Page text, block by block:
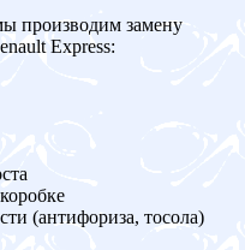
производим замену
Express:
(антифориза, тосола)